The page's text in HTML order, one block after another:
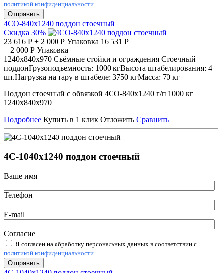
политикой конфиденциальности
Отправить
4СО-840х1240 поддон стоечный
Скидка 30%
23 616 Р + 2 000 Р Упаковка 16 531 Р
+ 2 000 Р Упаковка
1240х840х970 Съёмные стойки и ограждения Стоечный
поддонГрузоподъемность: 1000 кгВысота штабелирования: 4
шт.Нагрузка на тару в штабеле: 3750 кгМасса: 70 кг
Поддон стоечный с обвязкой 4СО-840х1240 г/п 1000 кг
1240х840х970
Подробнее Купить в 1 клик Отложить Сравнить
4С-1040х1240 поддон стоечный
Ваше имя
Телефон
E-mail
Согласие
Я согласен на обработку персональных данных в соответствии с
политикой конфиденциальности
Отправить